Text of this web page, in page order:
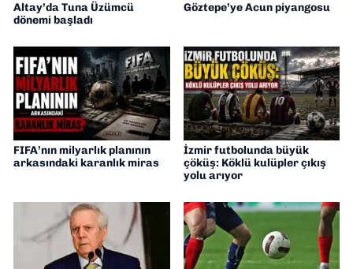
Altay’da Tuna Üzümcü
dönemi başladı
Göztepe’ye Acun piyangosu
FIFA’nın milyarlık planının
arkasındaki karanlık miras
İzmir futbolunda büyük
çöküş: Köklü kulüpler çıkış
yolu arıyor